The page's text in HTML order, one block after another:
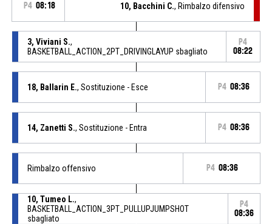
P4 08:18 10, Bacchini C., Rimbalzo difensivo
3, Viviani S.,
BASKETBALL_ACTION_2PT_DRIVINGLAYUP sbagliato
P4
08:22
18, Ballarin E., Sostituzione - Esce P4 08:36
14, Zanetti S., Sostituzione - Entra P4 08:36
Rimbalzo offensivo P4 08:36
10, Tumeo L.,
BASKETBALL_ACTION_3PT_PULLUPJUMPSHOT
sbagliato
P4
08:36